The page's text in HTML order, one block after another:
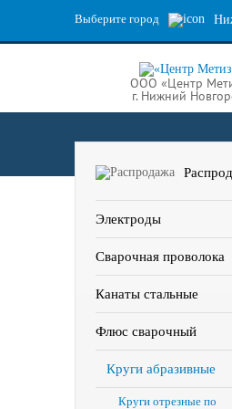
Выберите город
ООО «Центр
г. Нижний
Электроды
Сварочная проволока
Канаты стальные
Флюс сварочный
Круги абразивные
Круги отрезные по